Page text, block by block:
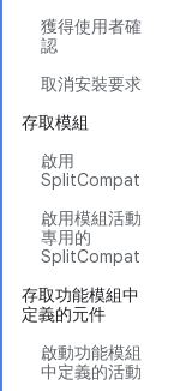
獲得使用者確
認
取消安裝要求
存取模組
啟用
SplitCompat
啟用模組活動
專用的
SplitCompat
存取功能模組中
定義的元件
啟動功能模組
中定義的活動